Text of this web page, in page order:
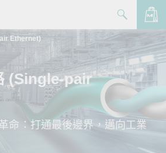
Ethernet)
(Single-pair
命：打通最後邊界，邁向工業